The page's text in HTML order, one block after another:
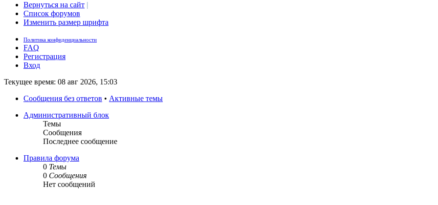
Вернуться на сайт |
Список форумов
Изменить размер шрифта
Политика конфиденциальности
FAQ
Регистрация
Вход
Текущее время: 08 авг 2026, 15:03
Сообщения без ответов • Активные темы
Административный блок
Темы
Сообщения
Последнее сообщение
Правила форума
0 Темы
0 Сообщения
Нет сообщений